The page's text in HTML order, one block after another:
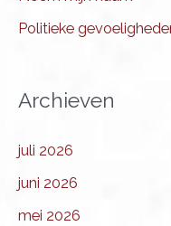
Politieke
Archieven
juli 2026
juni 2026
mei 2026